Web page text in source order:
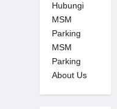
Hubungi
MSM
Parking
MSM
Parking
About Us